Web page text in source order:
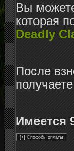
Вы
которая
Deadly
После
Имеется